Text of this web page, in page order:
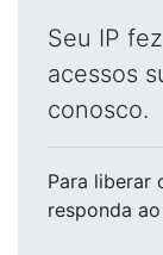
Seu IP
acessos
conosco.
Para liberar
responda